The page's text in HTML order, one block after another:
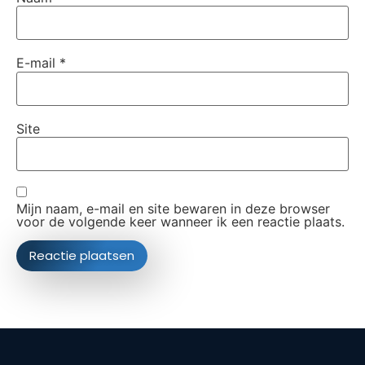
E-mail *
Site
Mijn naam, e-mail en site bewaren in deze browser
voor de volgende keer wanneer ik een reactie plaats.